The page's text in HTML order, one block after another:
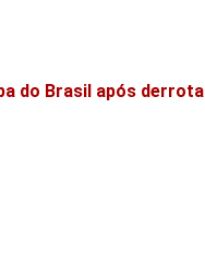
do Brasil após derrota